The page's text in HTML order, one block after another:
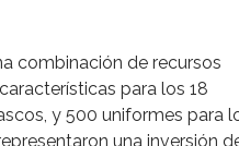
combinación de recursos
para los 18
y 500 uniformes para
una inversión